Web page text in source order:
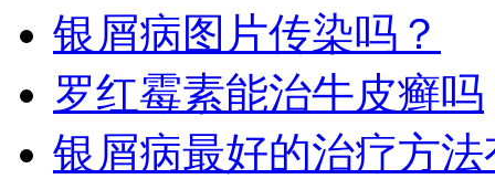
银屑病图片传染吗？
罗红霉素能治牛皮癣吗
银屑病最好的治疗方法